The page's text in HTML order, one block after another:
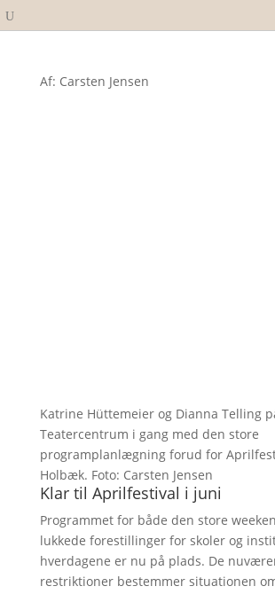
Af: Carsten Jensen
Katrine Hüttemeier og Dianna Telling
Teatercentrum i gang med den store
programplanlægning forud for
Holbæk. Foto: Carsten Jensen
Klar til Aprilfestival i juni
Programmet for både den store
lukkede forestillinger for skoler og
hverdagene er nu på plads. De
restriktioner bestemmer situationen